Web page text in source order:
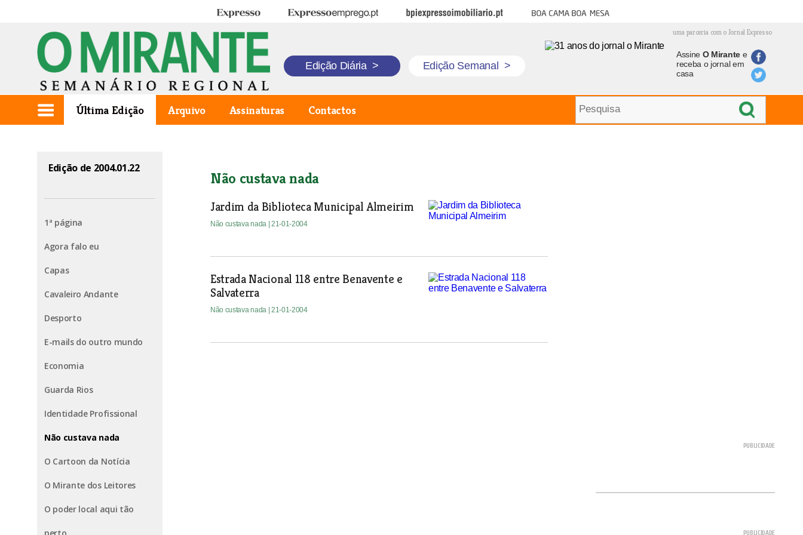
Expresso Expresso Emprego BPI Expresso Imobiliário Boa cama boa mesa
uma parceria com o Jornal Expresso
Edição Diária > Edição Semanal >
Assine O Mirantee
receba o jornal em
casa
Última Edição Arquivo Assinaturas Contactos
Edição de 2004.01.22
1ª página
Agora falo eu
Capas
Cavaleiro Andante
Desporto
E-mails do outro mundo
Economia
Guarda Rios
Identidade Profissional
Não custava nada
O Cartoon da Notícia
O Mirante dos Leitores
O poder local aqui tão
Não custava nada
Jardim da Biblioteca Municipal Almeirim
Não custava nada | 21-01-2004
Estrada Nacional 118 entre Benavente e
Salvaterra
Não custava nada | 21-01-2004